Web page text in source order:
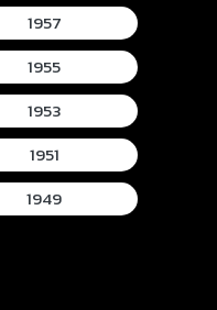
1957
1955
1953
1951
1949